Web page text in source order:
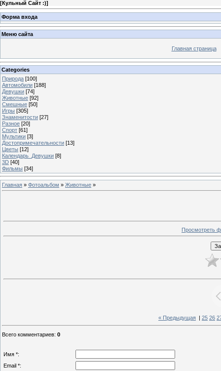
[Кульный Сайт :)]
Форма входа
Меню сайта
Главная страница
Categories
Природа [100]
Автомобили [188]
Девушки [74]
Животные [92]
Смешные [50]
Игры [305]
Знаменитости [27]
Разное [20]
Спорт [61]
Мультики [3]
Достопримечательности [13]
Цветы [12]
Календарь_Девушки [8]
3D [40]
Фильмы [34]
Главная » Фотоальбом » Животные »
Просмотреть
« Предыдущая 25 26
Всего комментариев: 0
Имя *:
Email *: